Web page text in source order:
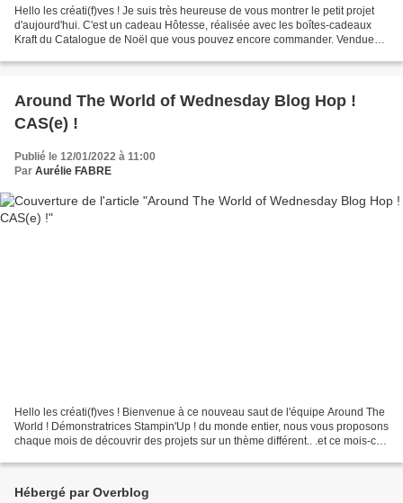
Hello les créati(f)ves ! Je suis très heureuse de vous montrer le petit projet
d'aujourd'hui. C'est un cadeau Hôtesse, réalisée avec les boîtes-cadeaux
Kraft du Catalogue de Noël que vous pouvez encore commander. Vendues
Around The World of Wednesday Blog Hop !
CAS(e) !
Publié le 12/01/2022 à 11:00
Par Aurélie FABRE
Hello les créati(f)ves ! Bienvenue à ce nouveau saut de l'équipe Around The
World ! Démonstratrices Stampin'Up ! du monde entier, nous vous proposons
chaque mois de découvrir des projets sur un thème différent.. .et ce mois-ci,
Hébergé par Overblog